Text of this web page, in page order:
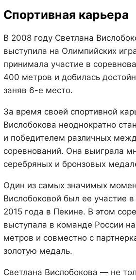
Спортивная карьера
В 2008 году Светлана
выступила на Олимпийских
принимала участие в
400 метров и добилась
заняв 6-е место.
За время своей спортивной
Вислобокова неоднократно
и победителем различных
соревнований. Она выиграла
серебряных и бронзовых
Один из самых значимых
Вислобоковой был ее участие
2015 года в Пекине. В этом
выступала в команде России
метров и совместно с
золотую медаль.
Светлана Вислобокова — не